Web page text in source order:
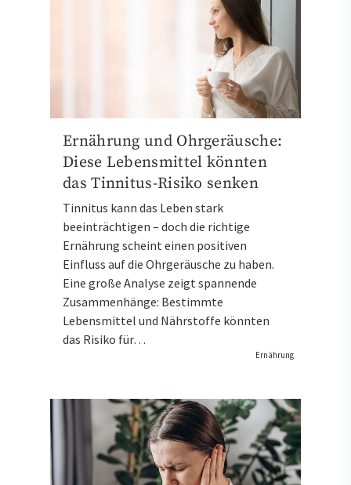
Ernährung und Ohrgeräusche:
Diese Lebensmittel könnten
das Tinnitus-Risiko senken
Tinnitus kann das Leben stark
beeinträchtigen – doch die richtige
Ernährung scheint einen positiven
Einfluss auf die Ohrgeräusche zu haben.
Eine große Analyse zeigt spannende
Zusammenhänge: Bestimmte
Lebensmittel und Nährstoffe könnten
das Risiko für…
Ernährung